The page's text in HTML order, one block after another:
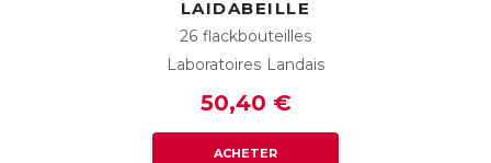
LAIDABEILLE
26 flackbouteilles
Laboratoires Landais
50,40 €
ACHETER